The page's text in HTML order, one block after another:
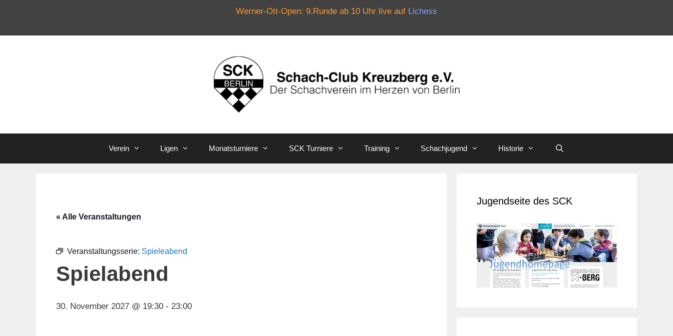
Werner-Ott-Open: 9.Runde ab 10 Uhr live auf Lichess
Verein Ligen Monatsturniere SCK Turniere Training Schachjugend Historie
« Alle Veranstaltungen
Veranstaltungsserie: Spieleabend
Spielabend
30. November 2027 @ 19:30 - 23:00
Jugendseite des SCK